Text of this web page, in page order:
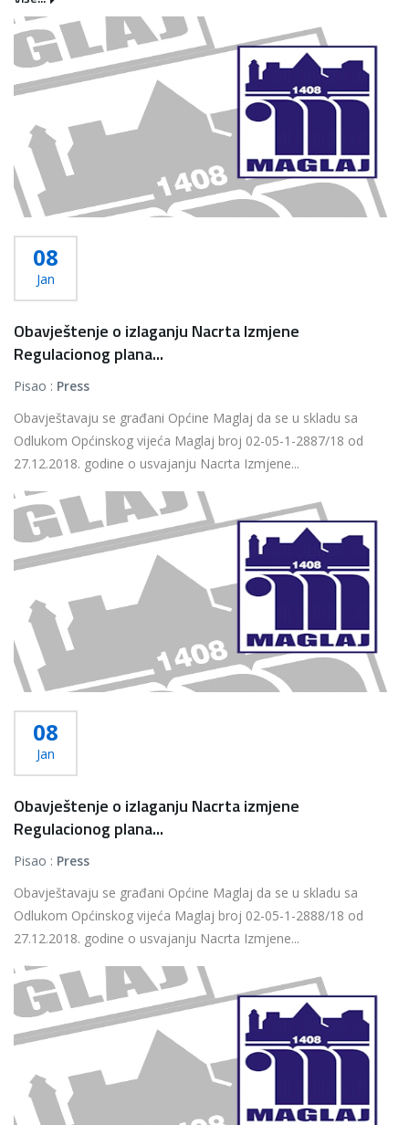
08
Jan
Obavještenje o izlaganju Nacrta Izmjene
Regulacionog plana...
Pisao : Press
Obavještavaju se građani Općine Maglaj da se u skladu sa
Odlukom Općinskog vijeća Maglaj broj 02-05-1-2887/18 od
27.12.2018. godine o usvajanju Nacrta Izmjene...
Više...
08
Jan
Obavještenje o izlaganju Nacrta izmjene
Regulacionog plana...
Pisao : Press
Obavještavaju se građani Općine Maglaj da se u skladu sa
Odlukom Općinskog vijeća Maglaj broj 02-05-1-2888/18 od
27.12.2018. godine o usvajanju Nacrta Izmjene...
Više...